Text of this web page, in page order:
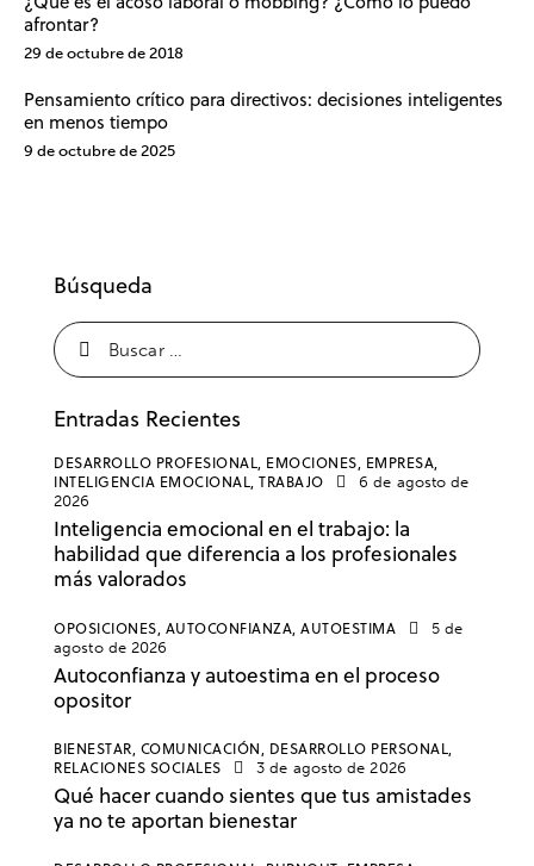
afrontar?
29 de octubre de 2018
Pensamiento crítico para directivos: decisiones inteligentes
en menos tiempo
9 de octubre de 2025
Búsqueda
Entradas Recientes
DESARROLLO PROFESIONAL, EMOCIONES, EMPRESA,
INTELIGENCIA EMOCIONAL, TRABAJO
6 de agosto de
2026
Inteligencia emocional en el trabajo: la
habilidad que diferencia a los profesionales
más valorados
OPOSICIONES, AUTOCONFIANZA, AUTOESTIMA
5 de
agosto de 2026
Autoconfianza y autoestima en el proceso
opositor
BIENESTAR, COMUNICACIÓN, DESARROLLO PERSONAL,
RELACIONES SOCIALES
3 de agosto de 2026
Qué hacer cuando sientes que tus amistades
ya no te aportan bienestar